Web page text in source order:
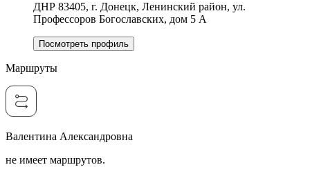
ДНР 83405, г. Донецк, Ленинский район, ул.
Профессоров Богославских, дом 5 А
Посмотреть профиль
Маршруты
Валентина Александровна
не имеет маршрутов.